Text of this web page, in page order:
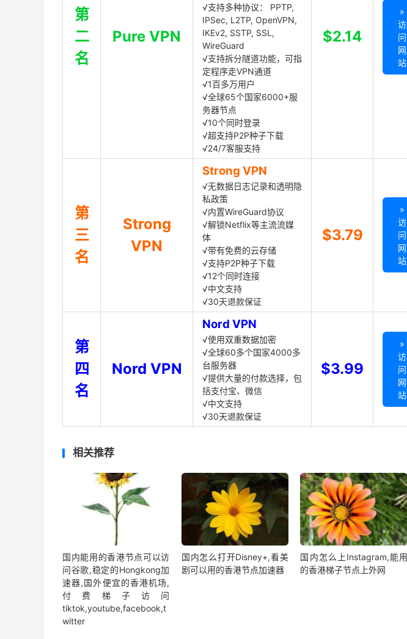
第
二
名
Pure VPN
√支持多种协议： PPTP,
IPSec, L2TP, OpenVPN,
IKEv2, SSTP, SSL,
WireGuard
√支持拆分隧道功能，可指
定程序走VPN通道
√1百多万用户
√全球65个国家6000+服
务器节点
√10个同时登录
√超支持P2P种子下载
√24/7客服支持
$2.14
»
访
问
网
站
第
三
名
Strong
VPN
Strong VPN
√无数据日志记录和透明隐
私政策
√内置WireGuard协议
√解锁Netflix等主流流媒
体
√带有免费的云存储
√支持P2P种子下载
√12个同时连接
√中文支持
√30天退款保证
$3.79
»
访
问
网
站
第
四
名
Nord VPN
Nord VPN
√使用双重数据加密
√全球60多个国家4000多
台服务器
√提供大量的付款选择，包
括支付宝、微信
√中文支持
√30天退款保证
$3.99
»
访
问
网
站
相关推荐
国内能用的香港节点可以访
问谷歌,稳定的Hongkong加
速器,国外便宜的香港机场,
付费梯子访问
tiktok,youtube,facebook,t
witter
国内怎么打开Disney+,看美
剧可以用的香港节点加速器
国内怎么上Instagram,能用
的香港梯子节点上外网